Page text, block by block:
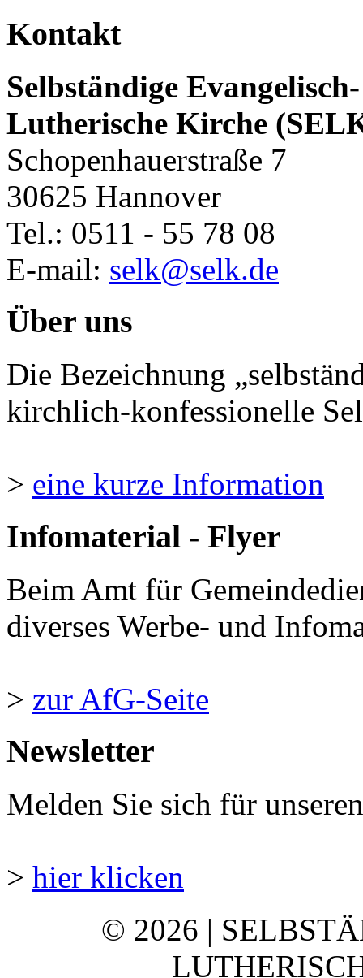
Kontakt
Selbständige Evangelisch-
Lutherische Kirche
Schopenhauerstraße 7
30625 Hannover
Tel.: 0511 - 55 78 08
E-mail: selk@selk.de
Über uns
Die Bezeichnung
kirchlich-konfessionelle
> eine kurze Information
Infomaterial - Flyer
Beim Amt für
diverses Werbe- und
> zur AfG-Seite
Newsletter
Melden Sie sich für
> hier klicken
© 2026 |